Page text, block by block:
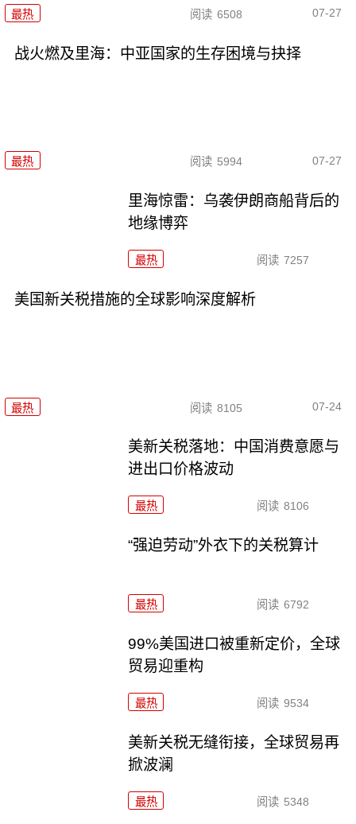
最热 阅读 6508 07-27
战火燃及里海：中亚国家的生存困境与抉择
最热 阅读 5994 07-27
里海惊雷：乌袭伊朗商船背后的
地缘博弈
最热 阅读 7257
美国新关税措施的全球影响深度解析
最热 阅读 8105 07-24
美新关税落地：中国消费意愿与
进出口价格波动
最热 阅读 8106
“强迫劳动”外衣下的关税算计
最热 阅读 6792
99%美国进口被重新定价，全球
贸易迎重构
最热 阅读 9534
美新关税无缝衔接，全球贸易再
掀波澜
最热 阅读 5348